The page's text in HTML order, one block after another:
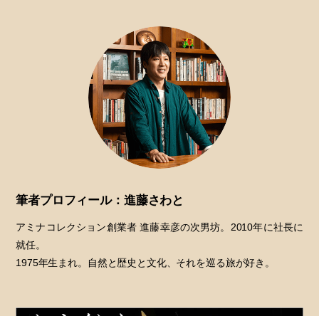
筆者プロフィール：進藤さわと
アミナコレクション創業者 進藤幸彦の次男坊。2010年に社長に
就任。
1975年生まれ。自然と歴史と文化、それを巡る旅が好き。